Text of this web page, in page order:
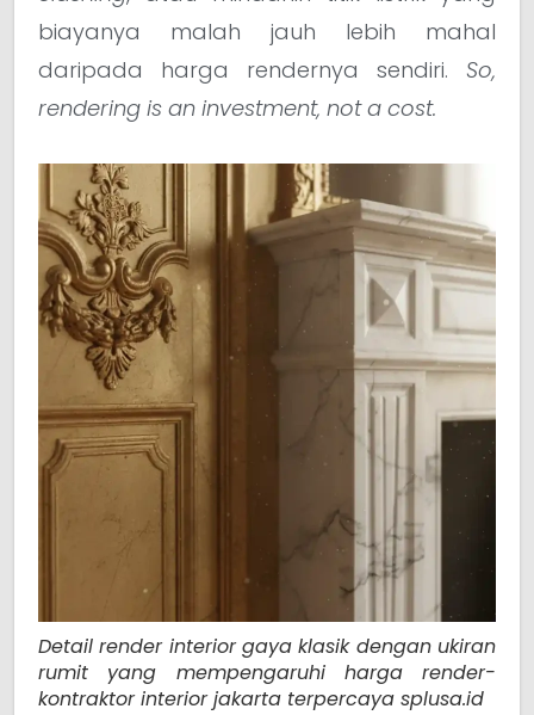
biayanya malah jauh lebih mahal
daripada harga rendernya sendiri. So,
rendering is an investment, not a cost.
Detail render interior gaya klasik dengan ukiran
rumit yang mempengaruhi harga render-
kontraktor interior jakarta terpercaya splusa.id